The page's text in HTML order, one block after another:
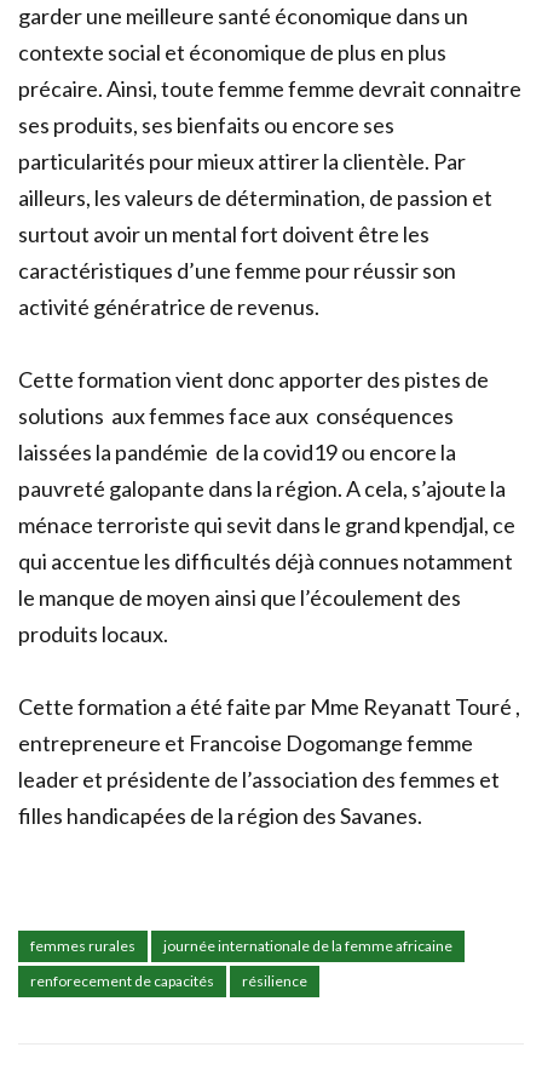
garder une meilleure santé économique dans un
contexte social et économique de plus en plus
précaire. Ainsi, toute femme femme devrait connaitre
ses produits, ses bienfaits ou encore ses
particularités pour mieux attirer la clientèle. Par
ailleurs, les valeurs de détermination, de passion et
surtout avoir un mental fort doivent être les
caractéristiques d’une femme pour réussir son
activité génératrice de revenus.
Cette formation vient donc apporter des pistes de
solutions aux femmes face aux conséquences
laissées la pandémie de la covid19 ou encore la
pauvreté galopante dans la région. A cela, s’ajoute la
ménace terroriste qui sevit dans le grand kpendjal, ce
qui accentue les difficultés déjà connues notamment
le manque de moyen ainsi que l’écoulement des
produits locaux.
Cette formation a été faite par Mme Reyanatt Touré ,
entrepreneure et Francoise Dogomange femme
leader et présidente de l’association des femmes et
filles handicapées de la région des Savanes.
femmes rurales
journée internationale de la femme africaine
renforecement de capacités
résilience